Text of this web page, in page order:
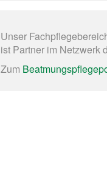
Unser
ist Partner im Netzwerk
Zum